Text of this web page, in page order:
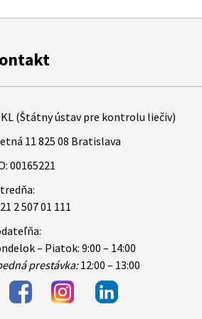
(Štátny ústav pre kontrolu liečiv)
11 825 08 Bratislava
00165221
2 507 01 111
– Piatok: 9:00 – 14:00
prestávka:12:00 – 13:00